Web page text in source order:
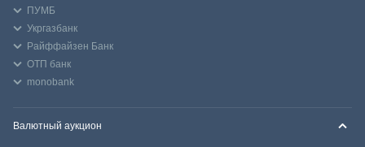
ПУМБ
Укргазбанк
Райффайзен Банк
ОТП банк
monobank
Валютный аукцион